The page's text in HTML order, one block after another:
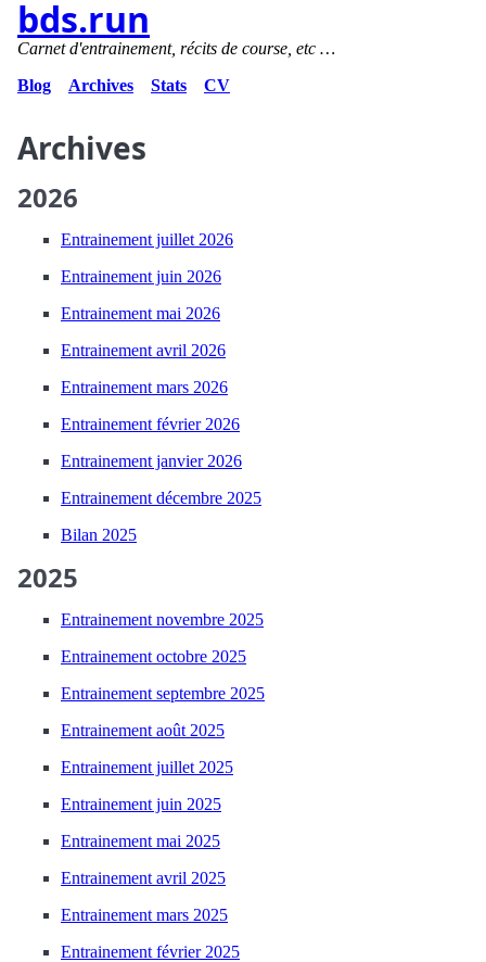
bds.run
Carnet d'entrainement, récits de course, etc …
Blog
Archives Stats CV
Archives
2026
Entrainement juillet 2026
Entrainement juin 2026
Entrainement mai 2026
Entrainement avril 2026
Entrainement mars 2026
Entrainement février 2026
Entrainement janvier 2026
Entrainement décembre 2025
Bilan 2025
2025
Entrainement novembre 2025
Entrainement octobre 2025
Entrainement septembre 2025
Entrainement août 2025
Entrainement juillet 2025
Entrainement juin 2025
Entrainement mai 2025
Entrainement avril 2025
Entrainement mars 2025
Entrainement février 2025